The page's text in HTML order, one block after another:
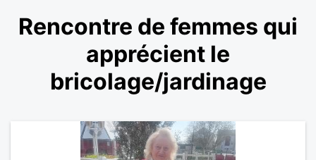
Rencontre de femmes qui
apprécient le
bricolage/jardinage